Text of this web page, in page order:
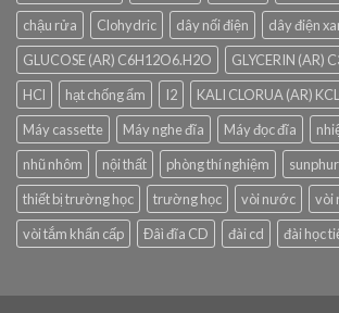
chậu rửa
Clohydric dây nối điện dây điện
GLUCOSE (AR) C6H12O6.H2O
GLYCERIN (AR)
HCl
hạt chống ẩm I2 KALI CLORUA (AR) KCL
Máy cassette
Máy nghe đĩa Máy đọc đĩa
nhũ nhôm
nội thất phòng thí nghiệm
thiết bị trường học
trường học vòi nước
vòi
vòi tắm khẩn cấp
Đâì đĩa CD đài cd đài học